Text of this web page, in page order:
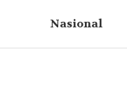
Nasional